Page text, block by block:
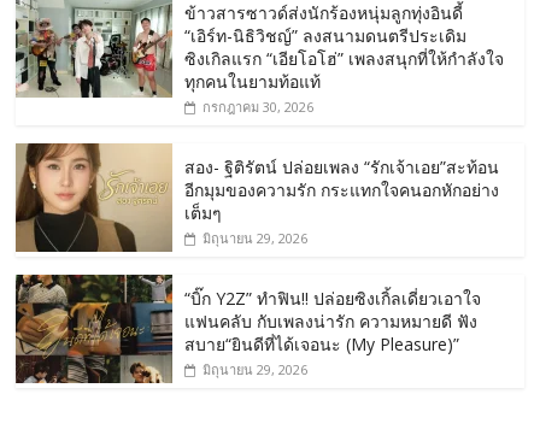
ข้าวสารซาวด์ส่งนักร้องหนุ่มลูกทุ่งอินดี้
“เอิร์ท-นิธิวิชญ์” ลงสนามดนตรีประเดิม
ซิงเกิลแรก “เอียโอโฮ่” เพลงสนุกที่ให้กำลังใจ
ทุกคนในยามท้อแท้
กรกฎาคม 30, 2026
สอง- ฐิติรัตน์ ปล่อยเพลง “รักเจ้าเอย”สะท้อน
อีกมุมของความรัก กระแทกใจคนอกหักอย่าง
เต็มๆ
มิถุนายน 29, 2026
“บิ๊ก Y2Z” ทำฟิน!! ปล่อยซิงเกิ้ลเดี่ยวเอาใจ
แฟนคลับ กับเพลงน่ารัก ความหมายดี ฟัง
สบาย“ยินดีที่ได้เจอนะ (My Pleasure)”
มิถุนายน 29, 2026